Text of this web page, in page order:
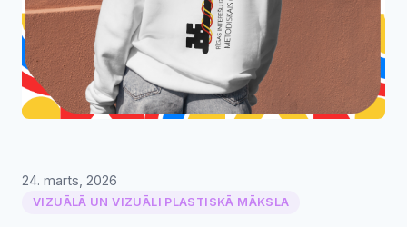
24. marts, 2026
VIZUĀLĀ UN VIZUĀLI PLASTISKĀ MĀKSLA